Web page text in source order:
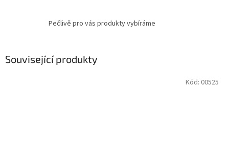
Pečlivě pro vás produkty vybíráme
Související produkty
Kód: 00525